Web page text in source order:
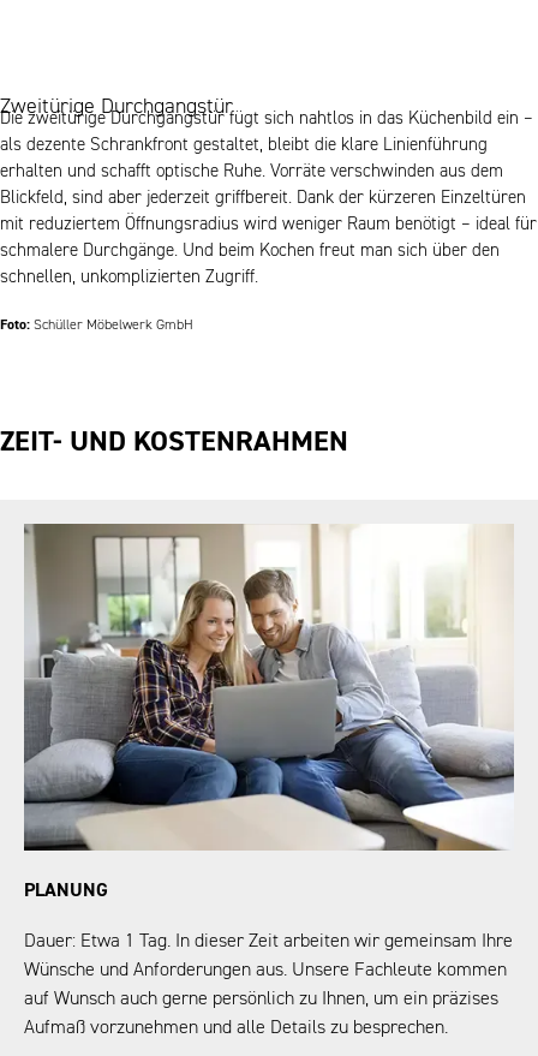
Zweitürige Durchgangstür
Die zweitürige Durchgangstür fügt sich nahtlos in das Küchenbild ein –
als dezente Schrankfront gestaltet, bleibt die klare Linienführung
erhalten und schafft optische Ruhe. Vorräte verschwinden aus dem
Blickfeld, sind aber jederzeit griffbereit. Dank der kürzeren Einzeltüren
mit reduziertem Öffnungsradius wird weniger Raum benötigt – ideal für
schmalere Durchgänge. Und beim Kochen freut man sich über den
schnellen, unkomplizierten Zugriff.
Foto: Schüller Möbelwerk GmbH
ZEIT- UND KOSTENRAHMEN
PLANUNG
Dauer: Etwa 1 Tag. In dieser Zeit arbeiten wir gemeinsam Ihre
Wünsche und Anforderungen aus. Unsere Fachleute kommen
auf Wunsch auch gerne persönlich zu Ihnen, um ein präzises
Aufmaß vorzunehmen und alle Details zu besprechen.